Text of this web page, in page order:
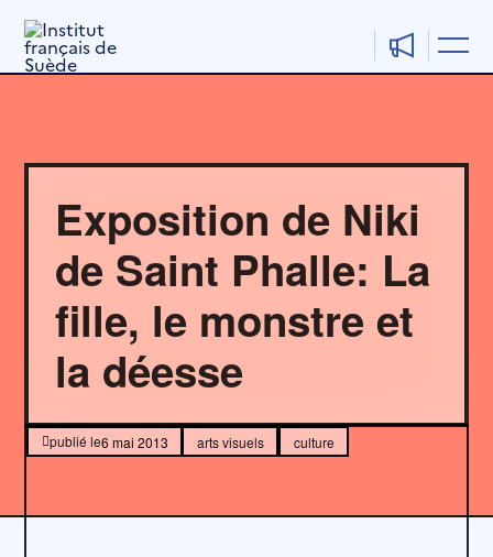
contenu
Exposition de Niki
de Saint Phalle: La
fille, le monstre et
la déesse
6 mai 2013 arts visuels culture